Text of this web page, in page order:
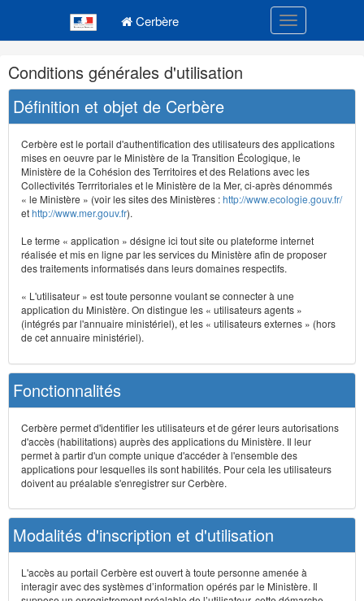
Cerbère Toggle
Navigation
et
outils
annexes
Conditions générales d'utilisation
Définition et objet de Cerbère
Cerbère est le portail d'authentification des utilisateurs des applications
mises en oeuvre par le Ministère de la Transition Écologique, le
Ministère de la Cohésion des Territoires et des Relations avec les
Collectivités Terrritoriales et le Ministère de la Mer, ci-après dénommés
« le Ministère » (voir les sites des Ministères :http://www.ecologie.gouv.fr/
ethttp://www.mer.gouv.fr).
Le terme « application » désigne ici tout site ou plateforme internet
réalisée et mis en ligne par les services du Ministère afin de proposer
des traitements informatisés dans leurs domaines respectifs.
« L'utilisateur » est toute personne voulant se connecter à une
application du Ministère. On distingue les « utilisateurs agents »
(intégrés par l'annuaire ministériel), et les « utilisateurs externes » (hors
de cet annuaire ministériel).
Fonctionnalités
Cerbère permet d'identifier les utilisateurs et de gérer leurs autorisations
d'accès (habilitations) auprès des applications du Ministère. Il leur
permet à partir d'un compte unique d'accéder à l'ensemble des
applications pour lesquelles ils sont habilités. Pour cela les utilisateurs
doivent au préalable s'enregistrer sur Cerbère.
Modalités d'inscription et d'utilisation
L'accès au portail Cerbère est ouvert à toute personne amenée à
interagir avec des systèmes d’information opérés par le Ministère. Il